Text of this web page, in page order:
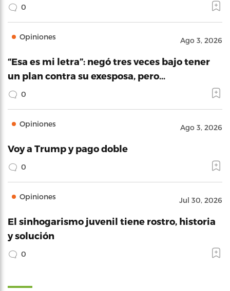
0
Opiniones Ago 3, 2026
“Esa es mi letra”: negó tres veces bajo tener
un plan contra su exesposa, pero…
0
Opiniones Ago 3, 2026
Voy a Trump y pago doble
0
Opiniones Jul 30, 2026
El sinhogarismo juvenil tiene rostro, historia
y solución
0